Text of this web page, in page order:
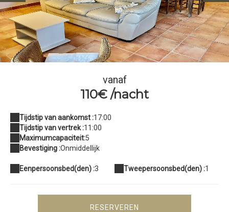
IMG_6336
vanaf
110€ /nacht
Tijdstip van aankomst :17:00
Tijdstip van vertrek :11:00
Maximumcapaciteit:5
Bevestiging :Onmiddellijk
Eenpersoonsbed(den) :3 Tweepersoonsbed(den) :1
RESERVEREN